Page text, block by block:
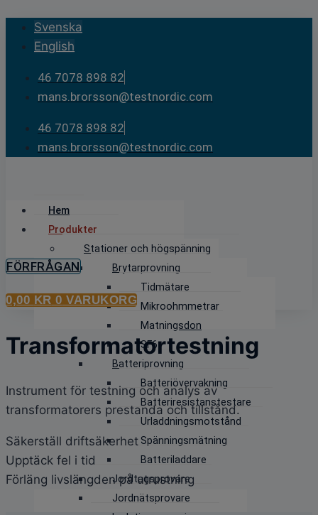
Skip
content
Svenska
English
46 7078 898 82
mans.brorsson@testnordic.com
46 7078 898 82
mans.brorsson@testnordic.com
Hem
Produkter
Stationer och högspänning
Brytarprovning
Tidmätare
Mikroohmmetrar
Matningsdon
SF6
Batteriprovning
Batteriövervakning
Batteriresistanstestare
Urladdningsmotstånd
Spänningsmätning
Batteriladdare
Jordtagsprovare
Jordnätsprovare
FÖRFRÅGAN
0,00 KR 0 VARUKORG
Transformatortestning
Instrument för testning och analys av
transformatorers prestanda och tillstånd.
Säkerställ driftsäkerhet
Upptäck fel i tid
Förläng livslängden på utrustning